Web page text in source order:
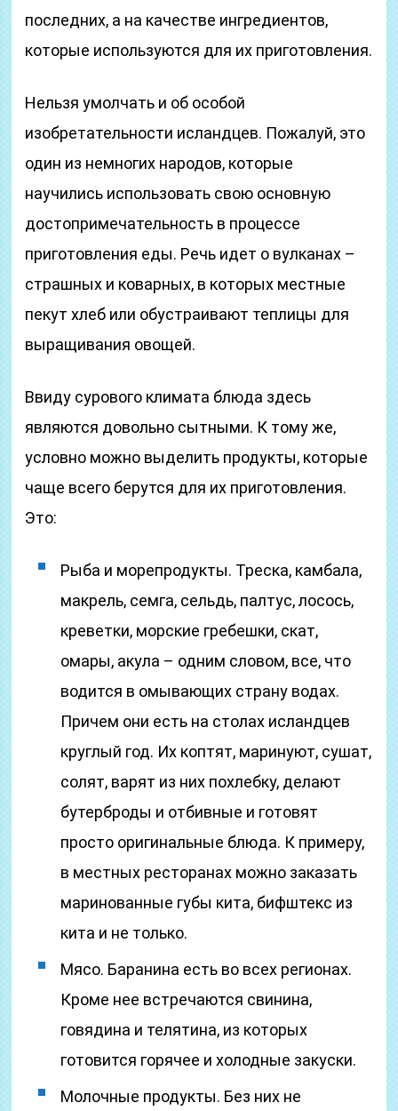
последних, а на качестве ингредиентов,
которые используются для их приготовления.
Нельзя умолчать и об особой
изобретательности исландцев. Пожалуй, это
один из немногих народов, которые
научились использовать свою основную
достопримечательность в процессе
приготовления еды. Речь идет о вулканах –
страшных и коварных, в которых местные
пекут хлеб или обустраивают теплицы для
выращивания овощей.
Ввиду сурового климата блюда здесь
являются довольно сытными. К тому же,
условно можно выделить продукты, которые
чаще всего берутся для их приготовления.
Это:
Рыба и морепродукты. Треска, камбала,
макрель, семга, сельдь, палтус, лосось,
креветки, морские гребешки, скат,
омары, акула – одним словом, все, что
водится в омывающих страну водах.
Причем они есть на столах исландцев
круглый год. Их коптят, маринуют, сушат,
солят, варят из них похлебку, делают
бутерброды и отбивные и готовят
просто оригинальные блюда. К примеру,
в местных ресторанах можно заказать
маринованные губы кита, бифштекс из
кита и не только.
Мясо. Баранина есть во всех регионах.
Кроме нее встречаются свинина,
говядина и телятина, из которых
готовится горячее и холодные закуски.
Молочные продукты. Без них не